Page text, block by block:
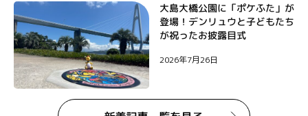
大島大橋公園に「ポケふた」が
登場！デンリュウと子どもたち
が祝ったお披露目式
2026年7月26日